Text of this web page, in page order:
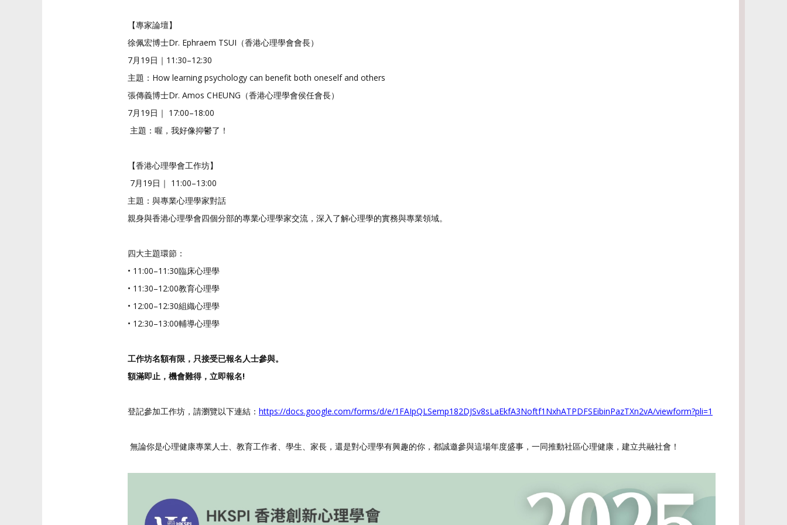
【專家論壇】
徐佩宏博士Dr. Ephraem TSUI（香港心理學會會長）
7月19日｜ 11:30–12:30
主題：How learning psychology can benefit both oneself and others
張傳義博士Dr. Amos CHEUNG（香港心理學會侯任會長）
7月19日｜ 17:00–18:00
主題：喔，我好像抑鬱了！
【香港心理學會工作坊】
7月19日｜ 11:00–13:00
主題：與專業心理學家對話
親身與香港心理學會四個分部的專業心理學家交流，深入了解心理學的實務與專業領域。
四大主題環節：
• 11:00–11:30臨床心理學
• 11:30–12:00教育心理學
• 12:00–12:30組織心理學
• 12:30–13:00輔導心理學
工作坊名額有限，只接受已報名人士參與。
額滿即止，機會難得，立即報名!
登記參加工作坊，請瀏覽以下連結： https://docs.google.com/forms/d/e/1FAIpQLSemp182DJSv8sLaEkfA3Noftf1NxhATPDFSEibinPazTXn2vA/viewform?pli=1
無論你是心理健康專業人士、教育工作者、學生、家長，還是對心理學有興趣的你，都誠邀參與這場年度盛事，一同推動社區心理健康，建立共融社會！